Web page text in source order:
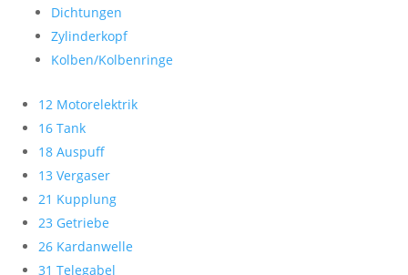
Dichtungen
Zylinderkopf
Kolben/Kolbenringe
12 Motorelektrik
16 Tank
18 Auspuff
13 Vergaser
21 Kupplung
23 Getriebe
26 Kardanwelle
31 Telegabel